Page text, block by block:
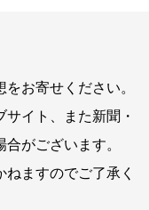
お寄せください。
イト、また新聞・
がございます。
ますのでご了承く